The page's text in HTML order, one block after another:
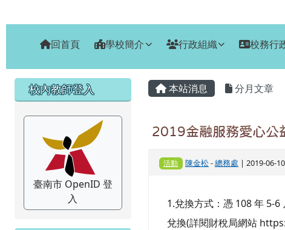
跳至主內容區
臺南市安南區長安國小
回首頁 學校簡介 行政組織 校務行
左邊區域內容
校內教師登入
臺南市 OpenID 登
入
主內容區域
本站消息 分月文章
2019金融服務愛心公
活動 陳金松-總務處 | 2019-06-
1.兌換方式：憑 108 年 5-
兌換(詳閱財稅局網站
頁尾區域